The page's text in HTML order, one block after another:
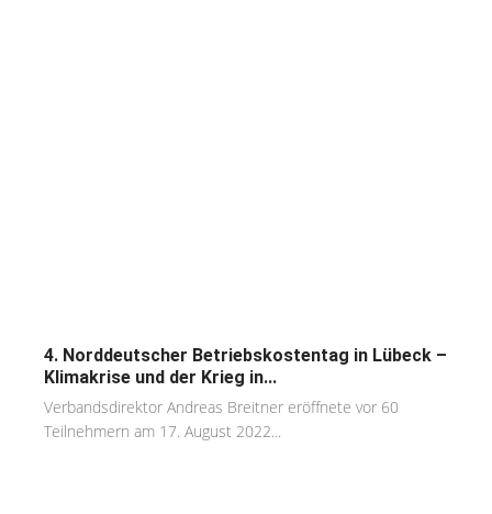
4. Norddeutscher Betriebskostentag in Lübeck –
Klimakrise und der Krieg in...
Verbandsdirektor Andreas Breitner eröffnete vor 60
Teilnehmern am 17. August 2022...